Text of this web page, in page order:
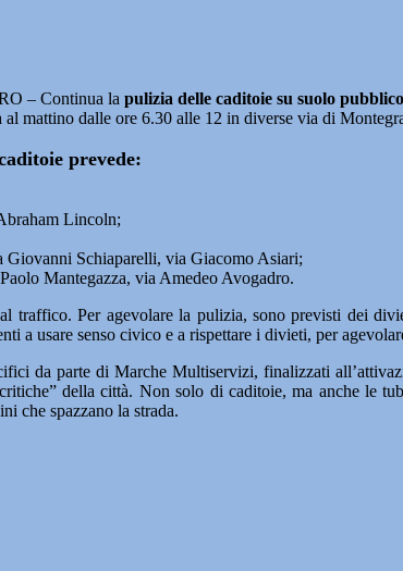
– Continua la pulizia delle caditoie su suolo
mattino dalle ore 6.30 alle 12 in diverse via di
prevede:
Lincoln;
Schiaparelli, via Giacomo Asiari;
Mantegazza, via Amedeo Avogadro.
Per agevolare la pulizia, sono previsti dei
a usare senso civico e a rispettare i divieti, per
da parte di Marche Multiservizi, finalizzati
della città. Non solo di caditoie, ma anche le
che spazzano la strada.